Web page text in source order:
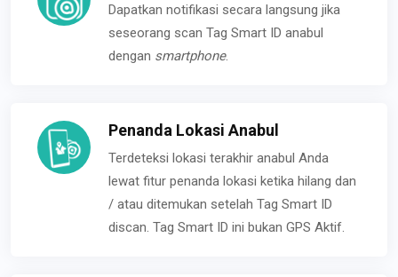
Dapatkan notifikasi secara langsung jika
seseorang scan Tag Smart ID anabul
dengan smartphone.
Penanda Lokasi Anabul
Terdeteksi lokasi terakhir anabul Anda
lewat fitur penanda lokasi ketika hilang dan
/ atau ditemukan setelah Tag Smart ID
discan. Tag Smart ID ini bukan GPS Aktif.